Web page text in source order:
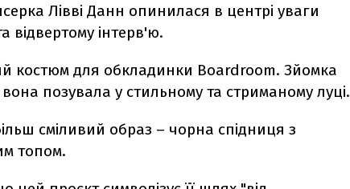
Лівві Данн опинилася в центрі уваги
відвертому інтерв'ю.
костюм для обкладинки Boardroom. Зйомка
позувала у стильному та стриманому луці.
сміливий образ – чорна спідниця з
топом.